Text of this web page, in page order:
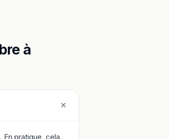
à
. En pratique, cela